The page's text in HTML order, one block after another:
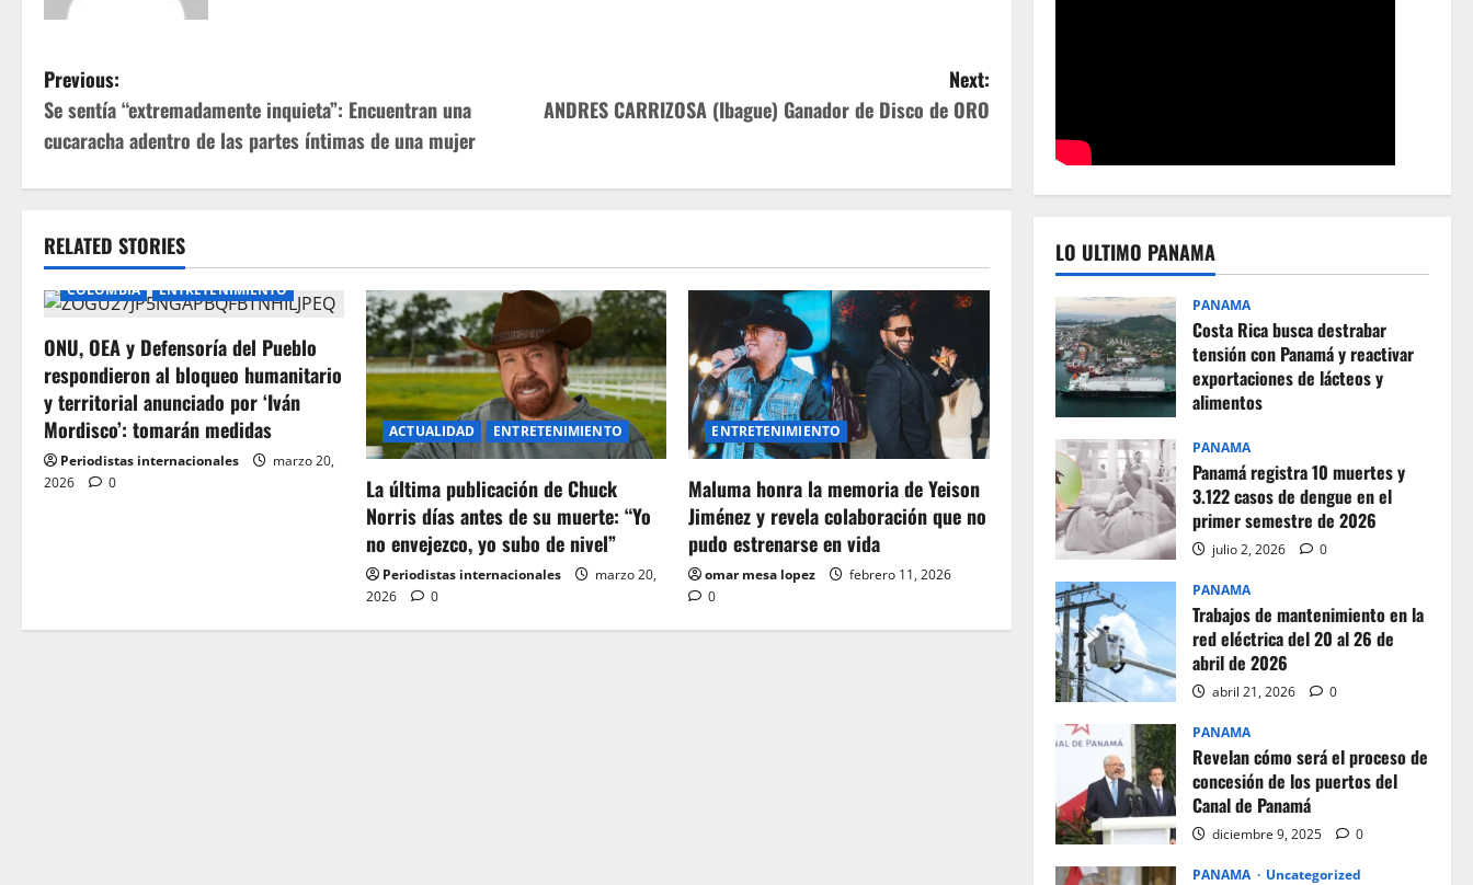
P
o
s
n
a
v
i
g
a
o
Previous:
Se sentía “extremadamente inquieta”: Encuentran una
cucaracha adentro de las partes íntimas de una mujer
Next:
ANDRES CARRIZOSA (Ibague) Ganador de Disco de ORO
RELATED STORIES
COLOMBIA ENTRETENIMIENTO
ONU, OEA y Defensoría del Pueblo
respondieron al bloqueo humanitario
y territorial anunciado por ‘Iván
Mordisco’: tomarán medidas
Periodistas internacionales
marzo 20,
2026
0
ACTUALIDAD ENTRETENIMIENTO
La última publicación de Chuck
Norris días antes de su muerte: “Yo
no envejezco, yo subo de nivel”
Periodistas internacionales
marzo 20,
2026
0
ENTRETENIMIENTO
Maluma honra la memoria de Yeison
Jiménez y revela colaboración que no
pudo estrenarse en vida
omar mesa lopez
febrero 11, 2026
0
LO ULTIMO PANAMA
PANAMA
Costa Rica busca destrabar
tensión con Panamá y reactivar
exportaciones de lácteos y
alimentos
PANAMA
Panamá registra 10 muertes y
3.122 casos de dengue en el
primer semestre de 2026
julio 2, 2026 0
PANAMA
Trabajos de mantenimiento en la
red eléctrica del 20 al 26 de
abril de 2026
abril 21, 2026 0
PANAMA
Revelan cómo será el proceso de
concesión de los puertos del
Canal de Panamá
diciembre 9, 2025 0
PANAMA Uncategorized